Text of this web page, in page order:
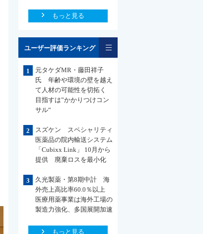
もっと見る
ユーザー評価ランキング
1
元タケダMR・藤田祥子
氏 年齢や環境の壁を越え
て人材の可能性を切拓く
目指すは”かかりつけコン
サル“
2
スズケン スペシャリティ
医薬品の院内輸送システム
「Cubixx Link」 10月から
提供 廃棄ロスを最小化
3
久光製薬・第8期中計 海
外売上高比率60.0％以上
医療用薬事業は海外工場の
製造力強化、多国展開加速
もっと見る